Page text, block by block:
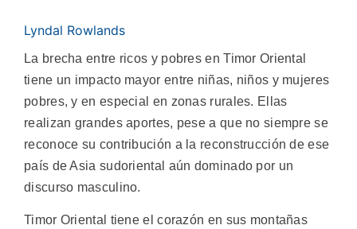
Lyndal Rowlands
La brecha entre ricos y pobres en Timor Oriental
tiene un impacto mayor entre niñas, niños y mujeres
pobres, y en especial en zonas rurales. Ellas
realizan grandes aportes, pese a que no siempre se
reconoce su contribución a la reconstrucción de ese
país de Asia sudoriental aún dominado por un
discurso masculino.
Timor Oriental tiene el corazón en sus montañas